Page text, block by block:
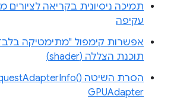
תמיכה ניסיונית בקריאה לציורים
עקיפה
אפשרות קימפול "מתימטיקה
תוכנת הצללה (shader)
GPUAdapter